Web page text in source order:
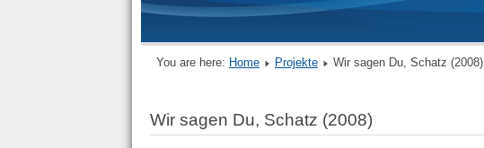
You are here: Home Projekte Wir sagen Du, Schatz (2008)
Wir sagen Du, Schatz (2008)